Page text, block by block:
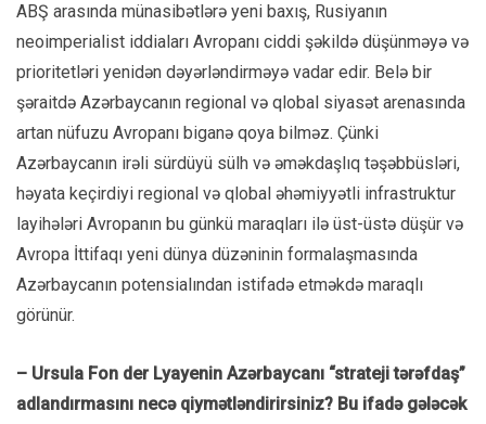
ABŞ arasında münasibətlərə yeni baxış, Rusiyanın
neoimperialist iddiaları Avropanı ciddi şəkildə düşünməyə və
prioritetləri yenidən dəyərləndirməyə vadar edir. Belə bir
şəraitdə Azərbaycanın regional və qlobal siyasət arenasında
artan nüfuzu Avropanı biganə qoya bilməz. Çünki
Azərbaycanın irəli sürdüyü sülh və əməkdaşlıq təşəbbüsləri,
həyata keçirdiyi regional və qlobal əhəmiyyətli infrastruktur
layihələri Avropanın bu günkü maraqları ilə üst-üstə düşür və
Avropa İttifaqı yeni dünya düzəninin formalaşmasında
Azərbaycanın potensialından istifadə etməkdə maraqlı
görünür.
– Ursula Fon der Lyayenin Azərbaycanı “strateji tərəfdaş”
adlandırmasını necə qiymətləndirirsiniz? Bu ifadə gələcək